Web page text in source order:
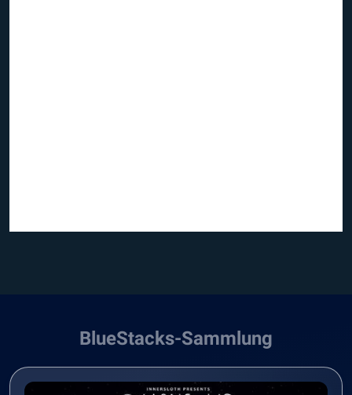
BlueStacks-Sammlung